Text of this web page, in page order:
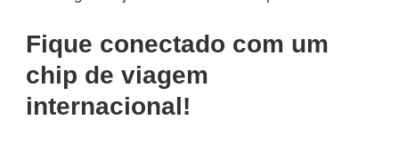
Fique conectado com um
chip de viagem
internacional!